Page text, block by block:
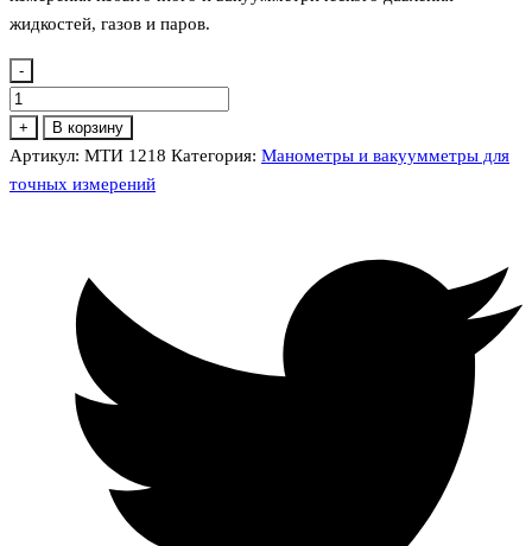
жидкостей, газов и паров.
-
Количество
товара
МТИ
1218
+ В корзину
Артикул: МТИ 1218 Категория: Манометры и вакуумметры для
точных измерений